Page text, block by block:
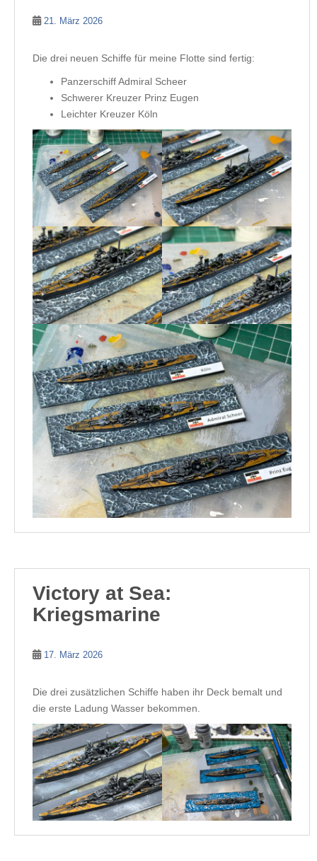
21. März 2026
Die drei neuen Schiffe für meine Flotte sind fertig:
Panzerschiff Admiral Scheer
Schwerer Kreuzer Prinz Eugen
Leichter Kreuzer Köln
Victory at Sea:
Kriegsmarine
17. März 2026
Die drei zusätzlichen Schiffe haben ihr Deck bemalt und
die erste Ladung Wasser bekommen.